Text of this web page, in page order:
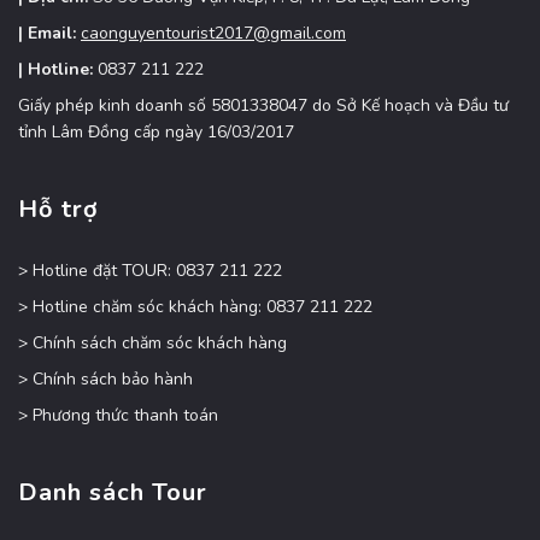
| Email: caonguyentourist2017@gmail.com
| Hotline: 0837 211 222
Giấy phép kinh doanh số 5801338047 do Sở Kế hoạch và Đầu tư
tỉnh Lâm Đồng cấp ngày 16/03/2017
Hỗ trợ
> Hotline đặt TOUR: 0837 211 222
> Hotline chăm sóc khách hàng: 0837 211 222
> Chính sách chăm sóc khách hàng
> Chính sách bảo hành
> Phương thức thanh toán
Danh sách Tour